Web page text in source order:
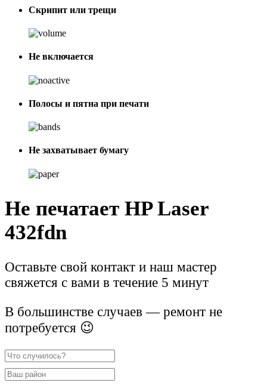
Скрипит или трещи
Не включается
Полосы и пятна при печати
Не захватывает бумагу
Не печатает HP Laser
432fdn
Оставьте свой контакт и наш мастер
свяжется с вами в течение 5 минут
В большинстве случаев — ремонт не
потребуется 😉